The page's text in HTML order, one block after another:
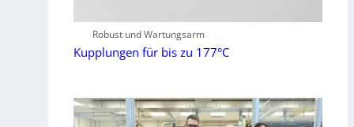
Robust und Wartungsarm
Kupplungen für bis zu 177°C